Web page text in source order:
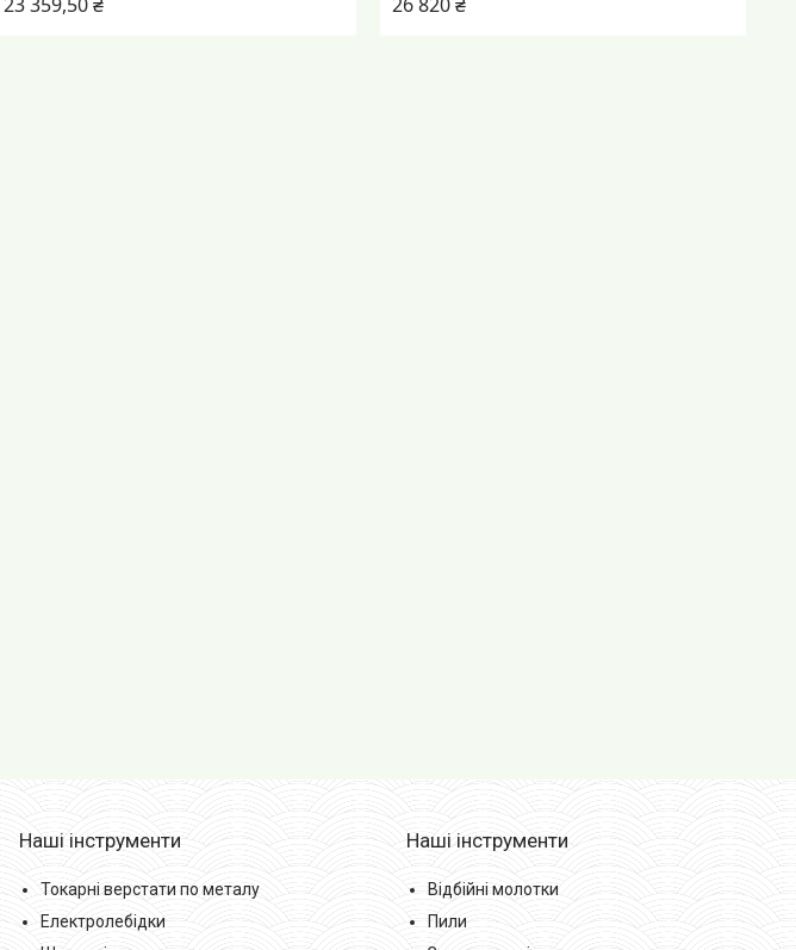
Наші інструменти
Токарні верстати по металу
Електролебідки
Наші інструменти
Відбійні молотки
Пили